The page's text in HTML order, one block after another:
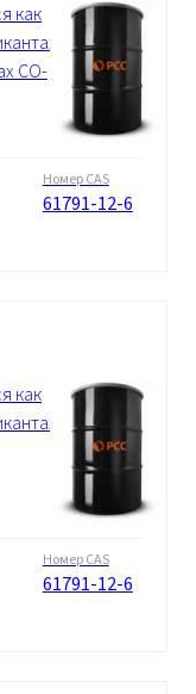
как
CO-
Номер CAS
61791-12-6
как
Номер CAS
61791-12-6